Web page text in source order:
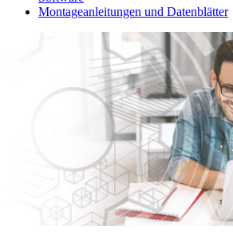
Montageanleitungen und Datenblätter